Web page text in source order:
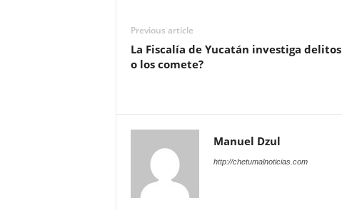
Previous article
La Fiscalía de Yucatán investiga delitos
o los comete?
Manuel Dzul
http://chetumalnoticias.com